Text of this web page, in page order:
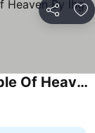
แชร์ เ
Holiday Inn Express Beijing Temple Of Heaven By Ihg